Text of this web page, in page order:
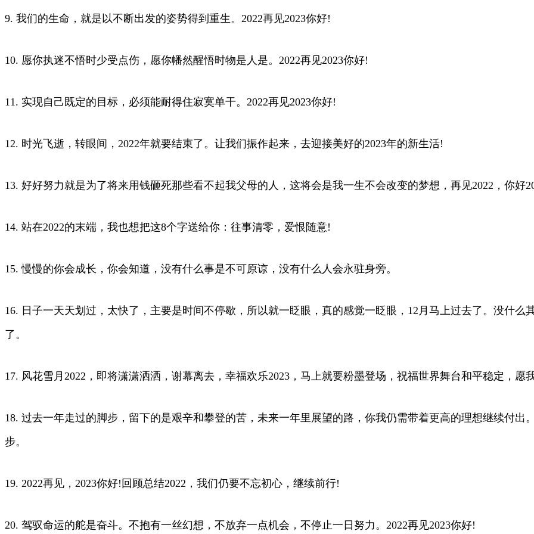
9. 我们的生命，就是以不断出发的姿势得到重生。2022再见2023你好!
10. 愿你执迷不悟时少受点伤，愿你幡然醒悟时物是人是。2022再见2023你好!
11. 实现自己既定的目标，必须能耐得住寂寞单干。2022再见2023你好!
12. 时光飞逝，转眼间，2022年就要结束了。让我们振作起来，去迎接美好的2023年的新生活!
13. 好好努力就是为了将来用钱砸死那些看不起我父母的人，这将会是我一生不会改变的梦想，再见2022，你好
14. 站在2022的末端，我也想把这8个字送给你：往事清零，爱恨随意!
15. 慢慢的你会成长，你会知道，没有什么事是不可原谅，没有什么人会永驻身旁。
16. 日子一天天划过，太快了，主要是时间不停歇，所以就一眨眼，真的感觉一眨眼，12月马上过去了。没什么
了。
17. 风花雪月2022，即将潇潇洒洒，谢幕离去，幸福欢乐2023，马上就要粉墨登场，祝福世界舞台和平稳定，愿
18. 过去一年走过的脚步，留下的是艰辛和攀登的苦，未来一年里展望的路，你我仍需带着更高的理想继续付
步。
19. 2022再见，2023你好!回顾总结2022，我们仍要不忘初心，继续前行!
20. 驾驭命运的舵是奋斗。不抱有一丝幻想，不放弃一点机会，不停止一日努力。2022再见2023你好!